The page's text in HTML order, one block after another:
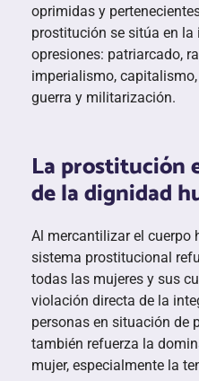
oprimidas y
prostitución se sitúa en
opresiones: patriarcado,
imperialismo,
guerra y militarización.
La prostitución
de la dignidad
Al mercantilizar el cuerpo
sistema prostitucional
todas las mujeres y sus
violación directa de la
personas en situación de
también refuerza la
mujer, especialmente la